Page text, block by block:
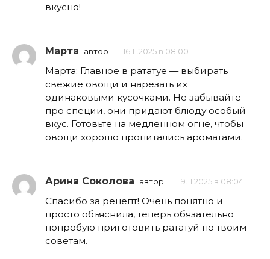
вкусно!
Марта автор 16.11.2025 в 08:00
Марта: Главное в рататуе — выбирать
свежие овощи и нарезать их
одинаковыми кусочками. Не забывайте
про специи, они придают блюду особый
вкус. Готовьте на медленном огне, чтобы
овощи хорошо пропитались ароматами.
Арина Соколова автор 19.11.2025 в 08:04
Спасибо за рецепт! Очень понятно и
просто объяснила, теперь обязательно
попробую приготовить рататуй по твоим
советам.